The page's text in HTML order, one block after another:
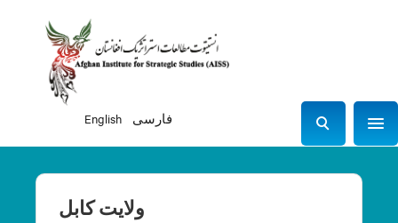
English فارسی
S
e
a
ولایت کابل